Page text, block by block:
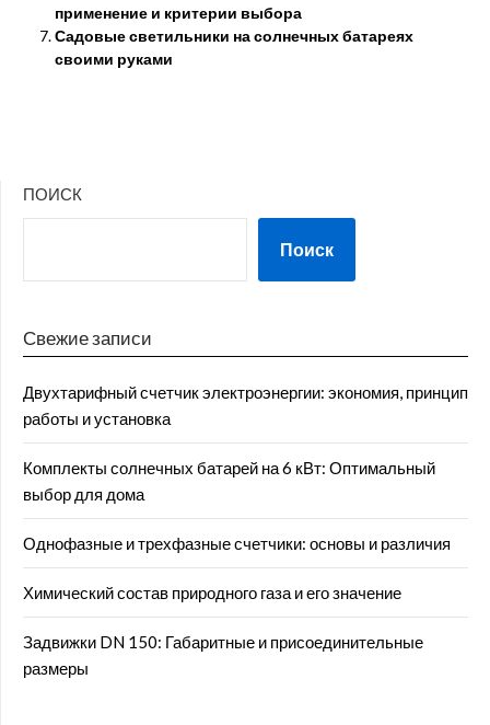
применение и критерии выбора
Садовые светильники на солнечных батареях
своими руками
ПОИСК
Поиск
Свежие записи
Двухтарифный счетчик электроэнергии: экономия, принцип
работы и установка
Комплекты солнечных батарей на 6 кВт: Оптимальный
выбор для дома
Однофазные и трехфазные счетчики: основы и различия
Химический состав природного газа и его значение
Задвижки DN 150: Габаритные и присоединительные
размеры